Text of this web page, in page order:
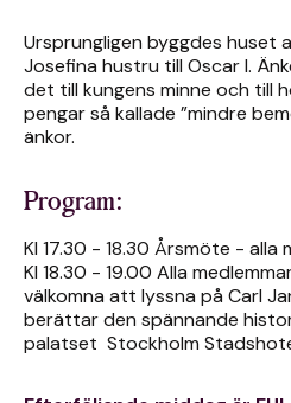
Ursprungligen byggdes huset
Josefina hustru till Oscar I.
det till kungens minne och till
pengar så kallade ”mindre
änkor.
Program:
Kl 17.30 - 18.30 Årsmöte - alla
Kl 18.30 - 19.00 Alla
välkomna att lyssna på Carl
berättar den spännande
palatset Stockholm